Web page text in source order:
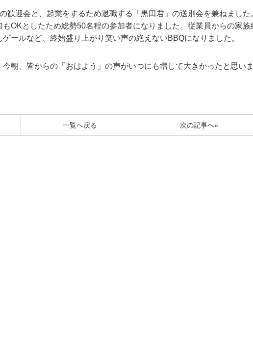
歓迎会と、起業をするため退職する「黒田君」の送別会を兼ねました
もOKとしたため総勢50名程の参加者になりました。従業員からの家族
ールなど、終始盛り上がり笑い声の絶えないBBQになりました。
朝、皆からの「おはよう」の声がいつにも増して大きかったと思いま
次の記事へ»
一覧へ戻る